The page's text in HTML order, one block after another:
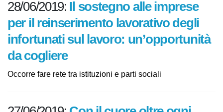
28/06/2019:Il sostegno alle imprese
per il reinserimento lavorativo
degli infortunati sul lavoro:
un’opportunità da cogliere